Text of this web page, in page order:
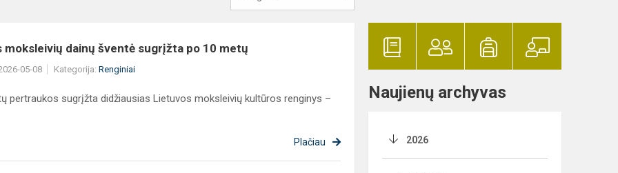
moksleivių dainų šventė sugrįžta po 10 metų
05-08 Kategorija: Renginiai
pertraukos sugrįžta didžiausias Lietuvos moksleivių kultūros renginys –
Plačiau
Naujienų archyvas
2026